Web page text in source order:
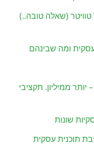
(שאלה טובה..)
ומה שבינהם
– יותר ממיליון. תקציבי
שונות
תוכנית עסקית